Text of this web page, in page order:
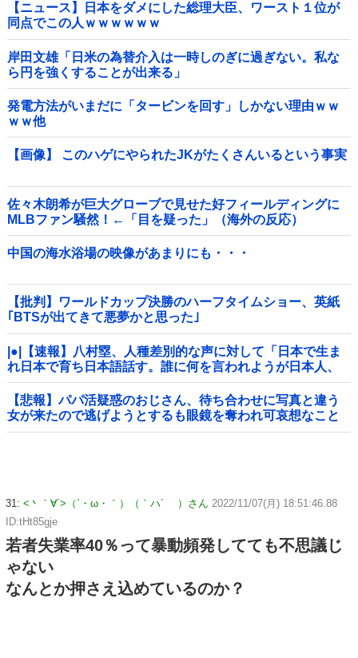
【ニュース】日本をダメにした総理大臣、ワースト１位が
同点でこの人ｗｗｗｗｗｗ
岸田文雄「日米の為替介入は一時しのぎに過ぎない。私な
ら円を強くすることが出来る」
発電方法がいまだに「タービンを回す」しかない理由ｗｗ
ｗｗ他
【画像】 このハゲにやられたJKがたくさんいるという事実
佐々木朗希が巨大グローブで見せた好フィールディングに
MLBファン騒然！←「目を疑った」（海外の反応）
中国の海水浴場の映像があまりにも・・・
【批判】ワールドカップ決勝のハーフタイムショー、英紙
｢BTSが出てきて悪夢かと思った｣
|●|【速報】八村塁、人種差別的な声に対して「日本で生ま
れ日本で育ち日本語話す。誰に何を言われようが日本人、
日本人であるプライドがある」
【悲報】パパ活疑惑のおじさん、待ち合わせに写真と違う
女が来たので逃げようとするも眼鏡を奪われ可哀想なこと
になっているところを激写されてしまう…
31: <丶｀∀´>（´・ω・｀）（｀ハ´ ）さん 2022/11/07(月) 18:51:46.88
ID:tHt85gje
若者失業率40％って暴動頻発してても不思議じ
ゃない
なんとか押さえ込めているのか？